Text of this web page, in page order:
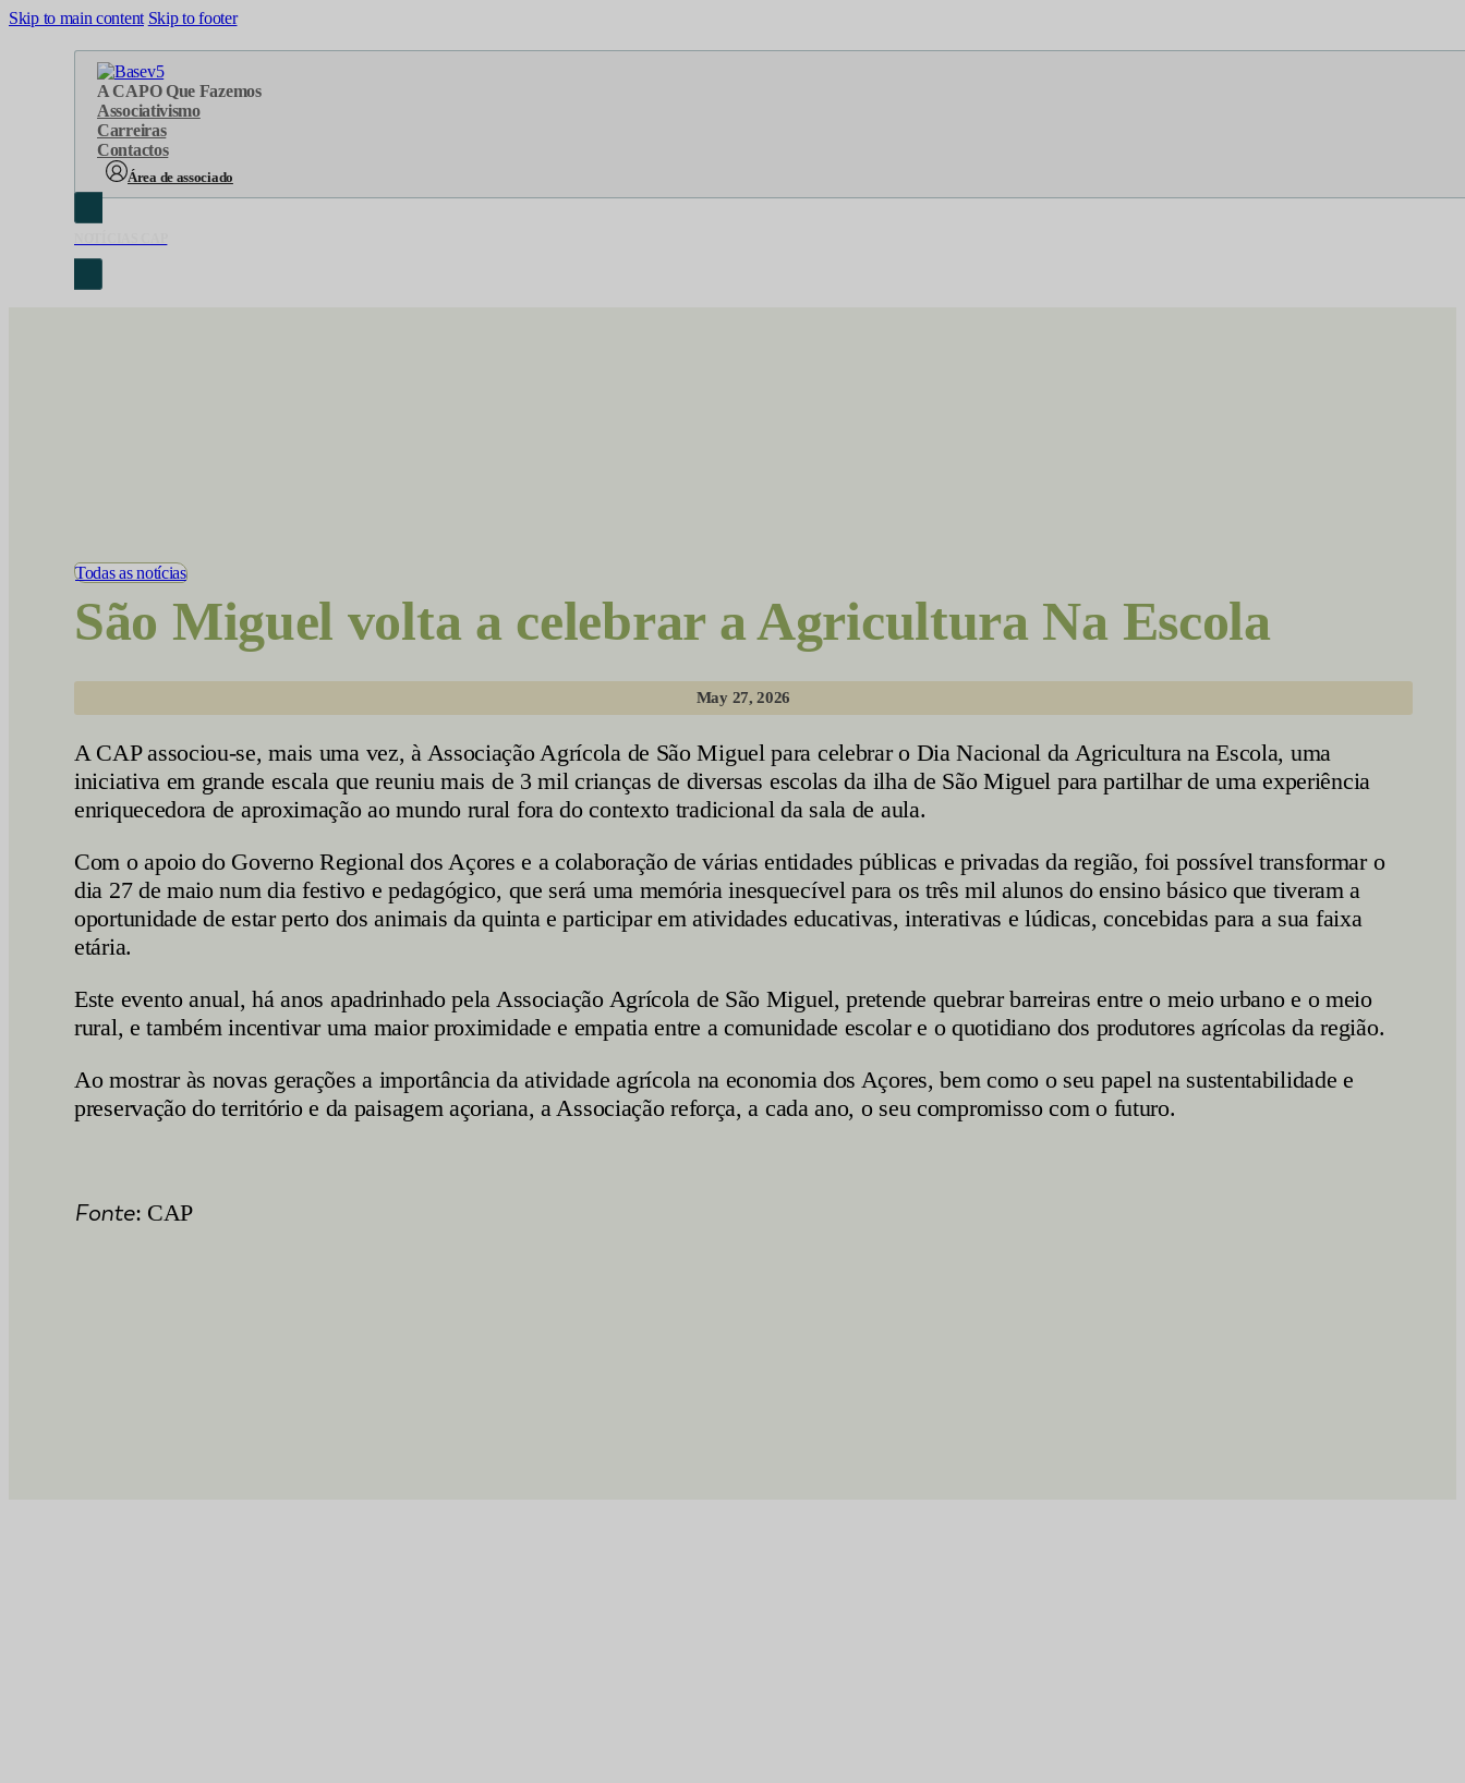
Skip to main content Skip to footer
A CAPO Que Fazemos
Associativismo
Carreiras
Contactos
Área de associado
Todas as notícias
São Miguel volta a celebrar a Agricultura Na Escola
May 27, 2026
A CAP associou-se, mais uma vez, à Associação Agrícola de São Miguel para celebrar o Dia Nacional da Agricultura na Escola, uma
iniciativa em grande escala que reuniu mais de 3 mil crianças de diversas escolas da ilha de São Miguel para partilhar de uma experiência
enriquecedora de aproximação ao mundo rural fora do contexto tradicional da sala de aula.
Com o apoio do Governo Regional dos Açores e a colaboração de várias entidades públicas e privadas da região, foi possível transformar o
dia 27 de maio num dia festivo e pedagógico, que será uma memória inesquecível para os três mil alunos do ensino básico que tiveram a
oportunidade de estar perto dos animais da quinta e participar em atividades educativas, interativas e lúdicas, concebidas para a sua faixa
etária.
Este evento anual, há anos apadrinhado pela Associação Agrícola de São Miguel, pretende quebrar barreiras entre o meio urbano e o meio
rural, e também incentivar uma maior proximidade e empatia entre a comunidade escolar e o quotidiano dos produtores agrícolas da região.
Ao mostrar às novas gerações a importância da atividade agrícola na economia dos Açores, bem como o seu papel na sustentabilidade e
preservação do território e da paisagem açoriana, a Associação reforça, a cada ano, o seu compromisso com o futuro.
Fonte: CAP